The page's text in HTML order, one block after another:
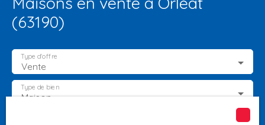
ACCUEIL PROGRAMMES
(63190)
Vente
Type d'offre
Maison
Type de bien